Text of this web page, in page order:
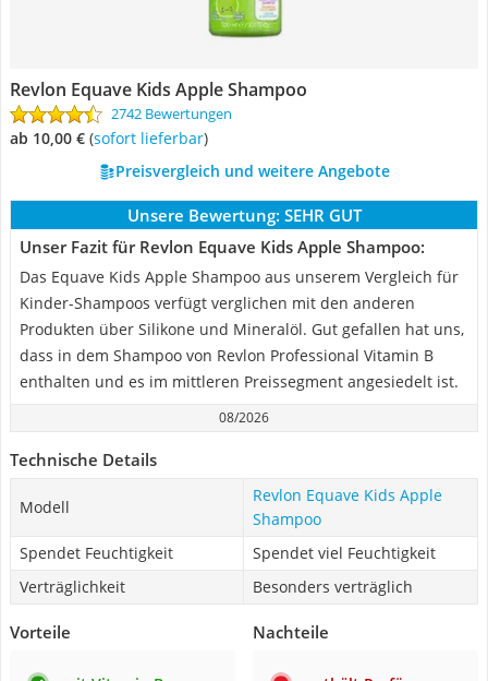
Revlon Equave Kids Apple Shampoo
2742 Bewertungen
ab 10,00 € ( Sofort lieferbar)
Preisvergleich und weitere Angebote
Unsere Bewertung: SEHR GUT
Unser Fazit für Revlon Equave Kids Apple Shampoo:
Das Equave Kids Apple Shampoo aus unserem Vergleich für
Kinder-Shampoos verfügt verglichen mit den anderen
Produkten über Silikone und Mineralöl. Gut gefallen hat uns,
dass in dem Shampoo von Revlon Professional Vitamin B
enthalten und es im mittleren Preissegment angesiedelt ist.
08/2026
Technische Details
Modell
Revlon Equave Kids Apple
Shampoo
Spendet Feuchtigkeit
Spendet viel Feuchtigkeit
Verträglichkeit
Besonders verträglich
Vorteile Nachteile